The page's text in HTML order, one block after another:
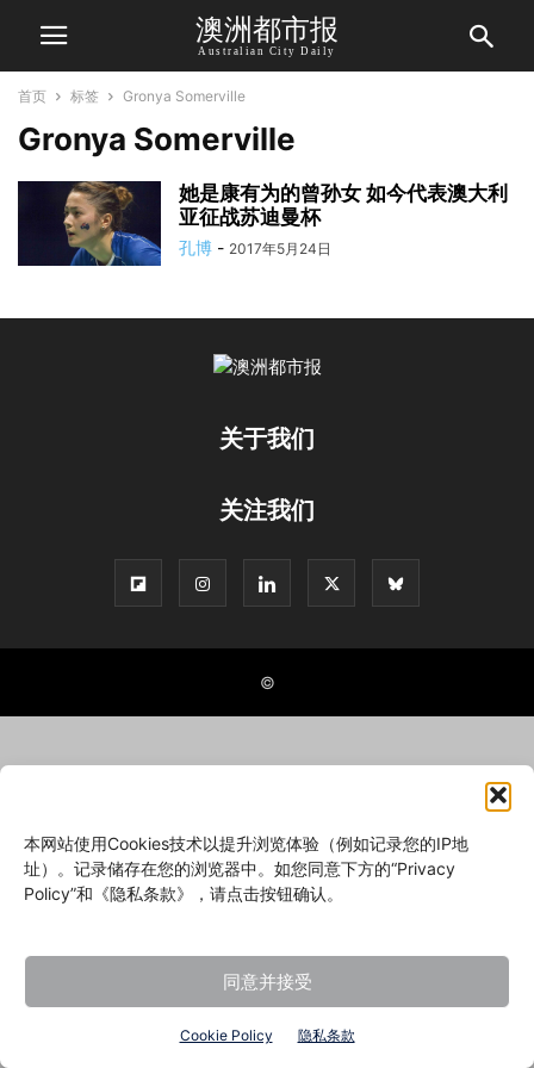
本网站使用Cookies技术以提升浏览体验（例如记录您的IP地
址）。记录储存在您的浏览器中。如您同意下方的“Privacy
Policy”和《隐私条款》，请点击按钮确认。
同意并接受
Cookie Policy 隐私条款
澳洲都市报
Australian City Daily
首页 标签 Gronya Somerville
Gronya Somerville
她是康有为的曾孙女 如今代表澳大利
亚征战苏迪曼杯
孔博 - 2017年5月24日
关于我们
关注我们
©